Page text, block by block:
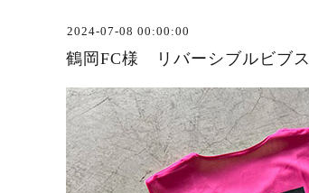
2024-07-08 00:00:00
鶴岡FC様 リバーシブルビブス